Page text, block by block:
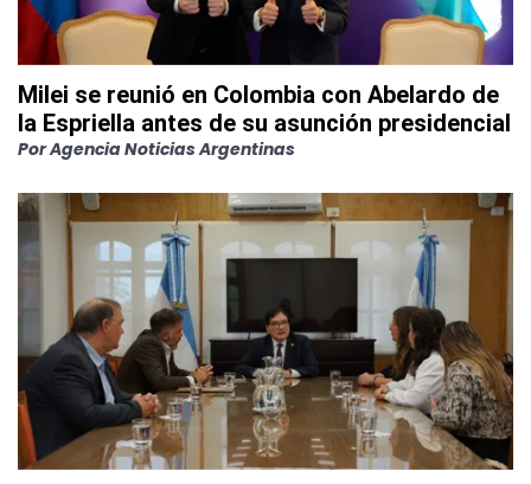
Milei se reunió en Colombia con Abelardo de
la Espriella antes de su asunción presidencial
PorAgencia Noticias Argentinas